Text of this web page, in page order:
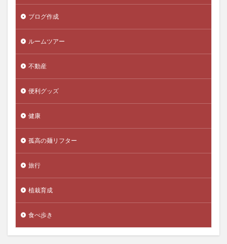
ブログ作成
ルームツアー
不動産
便利グッズ
健康
孤高の麺リフター
旅行
植栽育成
食べ歩き